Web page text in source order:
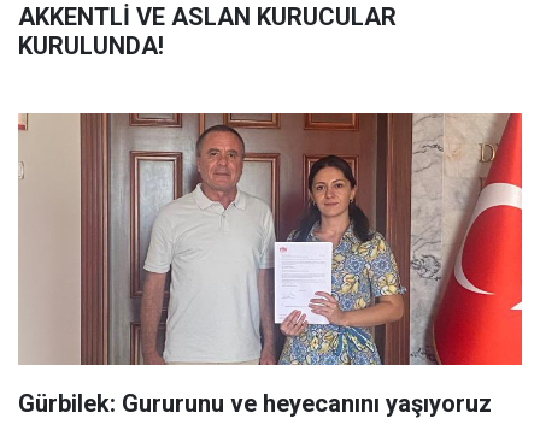
AKKENTLİ VE ASLAN KURUCULAR
KURULUNDA!
Gürbilek: Gururunu ve heyecanını yaşıyoruz